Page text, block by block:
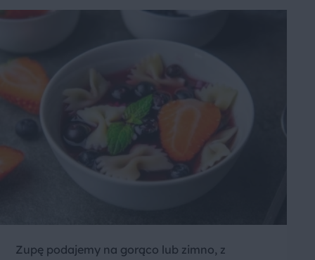
Zupę podajemy na gorąco lub zimno, z